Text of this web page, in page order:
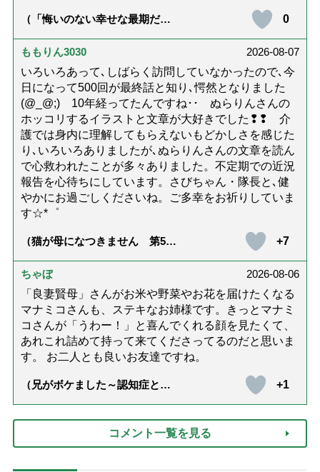
（「悔いのない幸せな最期だっ
り返る母の在宅介護と看取り｜
幸せな在宅死のために医師が教
0
ももりん3030
2026-08-07
いろいろあって､しばらく訪問していなかったので､今
日になって500回が最終話と知り､愕然となりました
(@_@;) 10年経ってたんですね･･ ぬらりんさんの
ホッコリするイラストと文章が大好きでした❢❢ 介
護では身内に理解してもらえないもどかしさを感じた
り､いろいろありましたが､ぬらりんさんの文章を読ん
で心救われたことが多々ありました。不定期での近況
報告を心待ちにしています。さびちゃん・隊長と､健
やかにお過ごしくださいね。ご多幸をお祈りしていま
す☆*゜
（猫が母になつきません 第500
+7
ちゃぼ
2026-08-06
「良妻賢母」さんがお米や野菜やお花を届けたくなる
マナミコさんも、ステキなお姉様です。きっとマナミ
コさんが「うわー！」と喜んでくれる顔を見たくて、
あれこれ詰めて持って来てくださってるのだと思いま
す。 お二人とも良いお友達ですね。
（兄がボケました～認知症と介
達』が届きました」）
+1
コメント一覧を見る